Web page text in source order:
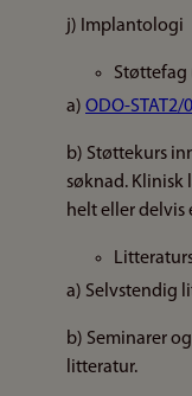
j) Implantologi
a) ODO-STAT2/
b) Støttekurs
søknad.
helt eller delvis
a) Selvstendig
b) Seminarer
litteratur.